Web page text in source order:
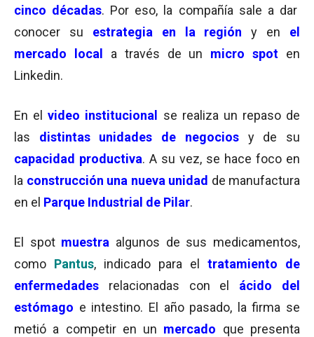
cinco décadas. Por eso, la compañía sale a dar
conocer su estrategia en la región y en el
mercado local
a través de un micro spot en
Linkedin.
En elvideo institucional
se realiza un repaso de
las distintas unidades de negociosy de su
capacidad productiva. A su vez, se hace foco en
la construcción una nueva unidad de manufactura
en el Parque Industrial de Pilar.
El spot muestra algunos de sus medicamentos,
como Pantus, indicado para el
tratamiento de
enfermedades relacionadas con el
ácido del
estómago e intestino. El año pasado, la firma se
metió a competir en un mercado que presenta